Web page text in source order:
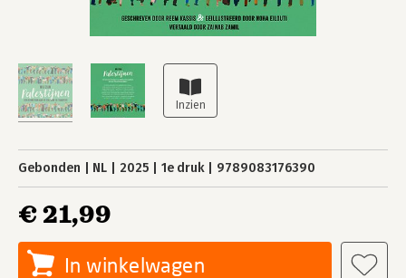
Gebonden NL 2025 1e druk 9789083176390
€ 21,99
In winkelwagen